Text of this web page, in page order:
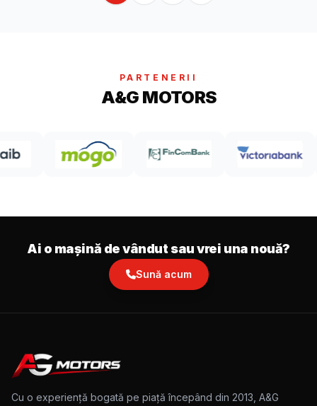
PARTENERII
A&G MOTORS
Ai o mașină de vândut sau vrei una nouă?
Sună acum
Cu o experiență bogată pe piață începând din 2013, A&G